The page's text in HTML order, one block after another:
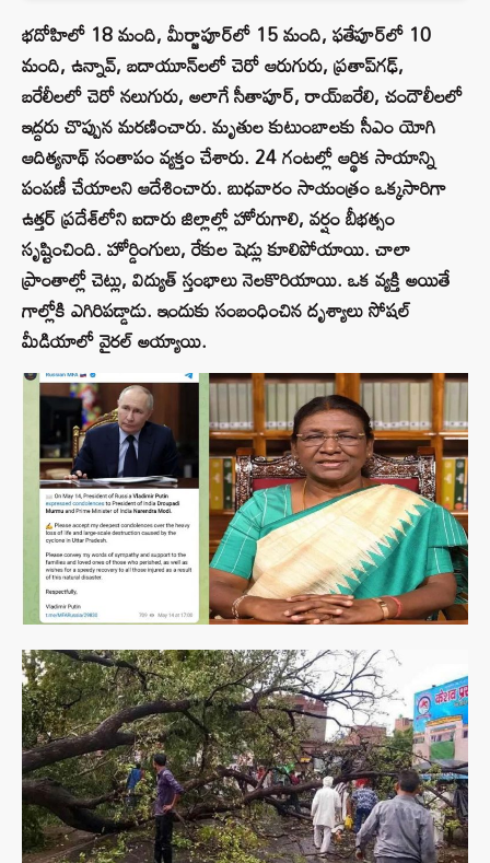
భదోహిలో 18 మంది, మీర్జాపూర్‌లో 15 మంది, ఫతేపూర్‌లో 10
మంది, ఉన్నావ్, బదాయూన్‌లలో చెరో ఆరుగురు, ప్రతాప్‌గఢ్,
బరేలీలలో చెరో నలుగురు, అలాగే సీతాపూర్, రాయ్‌బరేలి, చందౌలీలలో
ఇద్దరు చొప్పున మరణించారు. మృతుల కుటుంబాలకు సీఎం యోగి
ఆదిత్యనాథ్ సంతాపం వ్యక్తం చేశారు. 24 గంటల్లో ఆర్థిక సాయాన్ని
పంపణీ చేయాలని ఆదేశించారు. బుధవారం సాయంత్రం ఒక్కసారిగా
ఉత్తర్ ప్రదేశ్‌లోని ఐదారు జిల్లాల్లో హోరుగాలి, వర్షం బీభత్సం
సృష్టించింది. హోర్డింగులు, రేకుల షెడ్లు కూలిపోయాయి. చాలా
ప్రాంతాల్లో చెట్లు, విద్యుత్ స్తంభాలు నెలకొరియాయి. ఒక వ్యక్తి అయితే
గాల్లోకి ఎగిరిపడ్డాడు. ఇందుకు సంబంధించిన దృశ్యాలు సోషల్
మీడియాలో వైరల్ అయ్యాయి.